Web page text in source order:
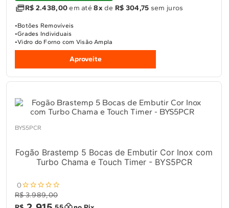
R$ 2.438,00em até8x de R$ 304,75 sem juros
Botões Removíveis
Grades Individuais
Vidro do Forno com Visão Ampla
Aproveite
BYS5PCR
Fogão Brastemp 5 Bocas de Embutir Cor Inox com
Turbo Chama e Touch Timer - BYS5PCR
0
R$ 3.989,00